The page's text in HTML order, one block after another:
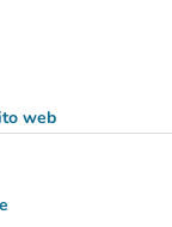
web
scheda)